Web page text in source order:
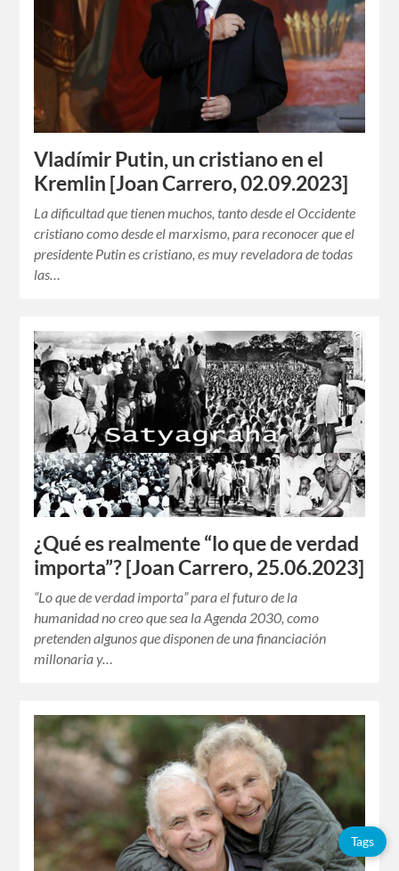
Vladímir Putin, un cristiano en el
Kremlin [Joan Carrero, 02.09.2023]
La dificultad que tienen muchos, tanto desde el Occidente
cristiano como desde el marxismo, para reconocer que el
presidente Putin es cristiano, es muy reveladora de todas
las…
¿Qué es realmente “lo que de verdad
importa”? [Joan Carrero, 25.06.2023]
“Lo que de verdad importa” para el futuro de la
humanidad no creo que sea la Agenda 2030, como
pretenden algunos que disponen de una financiación
millonaria y…
Tags